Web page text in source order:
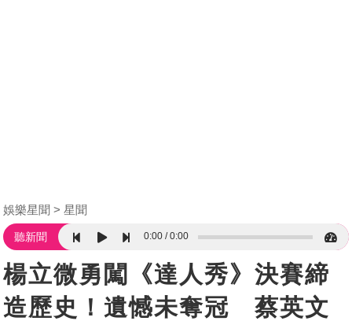
娛樂星聞 星聞
聽新聞 0:00 0:00
楊立微勇闖《達人秀》決賽締
造歷史！遺憾未奪冠 蔡英文